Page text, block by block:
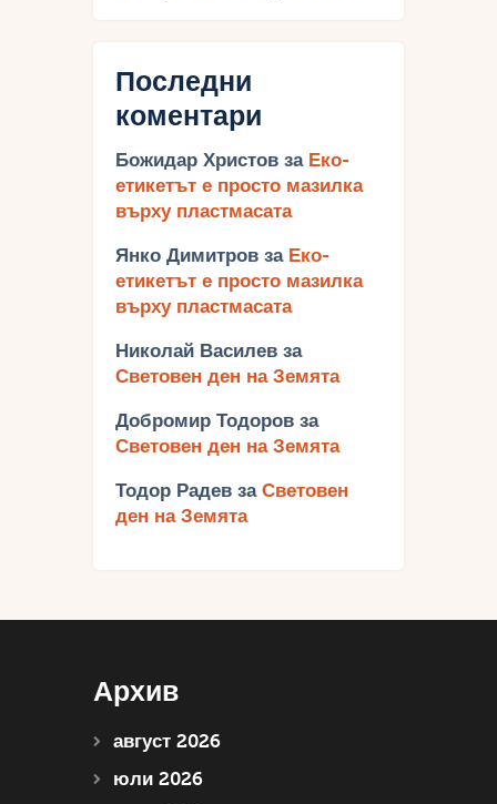
Последни
коментари
Божидар Христов за Еко-
етикетът е просто мазилка
върху пластмасата
Янко Димитров за Еко-
етикетът е просто мазилка
върху пластмасата
Николай Василев за
Световен ден на Земята
Добромир Тодоров за
Световен ден на Земята
Тодор Радев за Световен
ден на Земята
Архив
август 2026
юли 2026